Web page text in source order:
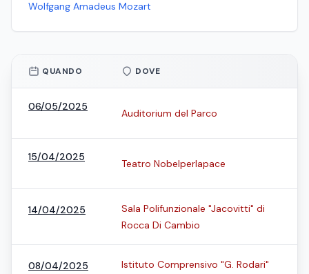
Wolfgang Amadeus Mozart
QUANDO DOVE
06/05/2025
Auditorium del Parco
15/04/2025
Teatro Nobelperlapace
14/04/2025
Sala Polifunzionale "Jacovitti" di
Rocca Di Cambio
08/04/2025
Istituto Comprensivo "G. Rodari"